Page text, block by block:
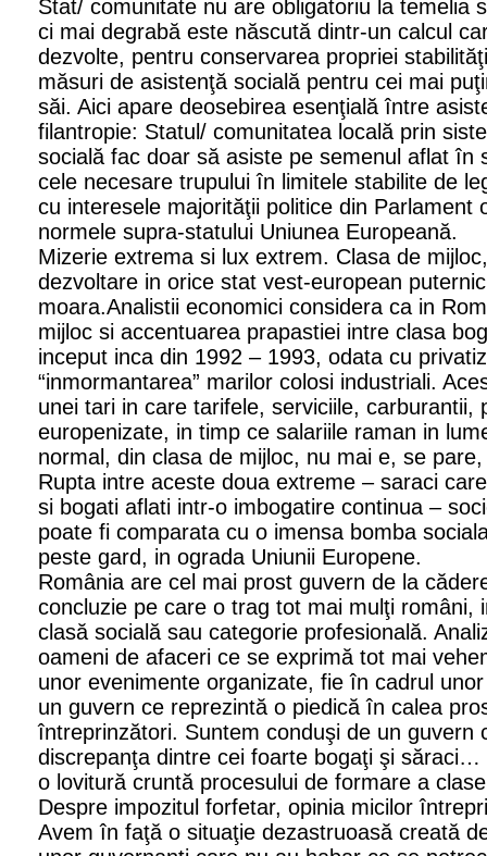
Stat/ comunitate nu are obligatoriu la temelia
ci mai degrabă este născută dintr-un calcul
dezvolte, pentru conservarea propriei
măsuri de asistenţă socială pentru cei mai
săi. Aici apare deosebirea esenţială între
filantropie: Statul/ comunitatea locală prin
socială fac doar să asiste pe semenul aflat în
cele necesare trupului în limitele stabilite de
cu interesele majorităţii politice din Parlament
normele supra-statului Uniunea Europeană.
Mizerie extrema si lux extrem. Clasa de
dezvoltare in orice stat vest-european
moara.Analistii economici considera ca in
mijloc si accentuarea prapastiei intre clasa
inceput inca din 1992 – 1993, odata cu
“inmormantarea” marilor colosi industriali.
unei tari in care tarifele, serviciile, carburantii,
europenizate, in timp ce salariile raman in
normal, din clasa de mijloc, nu mai e, se
Rupta intre aceste doua extreme – saraci
si bogati aflati intr-o imbogatire continua –
poate fi comparata cu o imensa bomba
peste gard, in ograda Uniunii Europene.
România are cel mai prost guvern de la
concluzie pe care o trag tot mai mulţi români,
clasă socială sau categorie profesională.
oameni de afaceri ce se exprimă tot mai
unor evenimente organizate, fie în cadrul
un guvern ce reprezintă o piedică în calea
întreprinzători. Suntem conduşi de un guvern
discrepanţa dintre cei foarte bogaţi şi săraci…
o lovitură cruntă procesului de formare a
Despre impozitul forfetar, opinia micilor
Avem în faţă o situaţie dezastruoasă creată